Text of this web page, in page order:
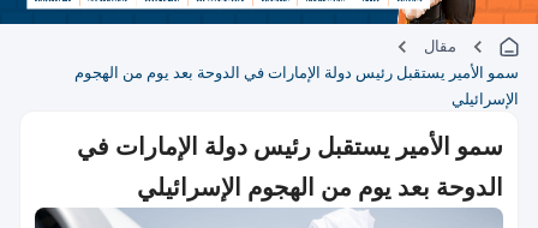
مقال
سمو الأمير يستقبل رئيس دولة الإمارات في الدوحة بعد يوم من الهجوم
الإسرائيلي
سمو الأمير يستقبل رئيس دولة الإمارات في
الدوحة بعد يوم من الهجوم الإسرائيلي